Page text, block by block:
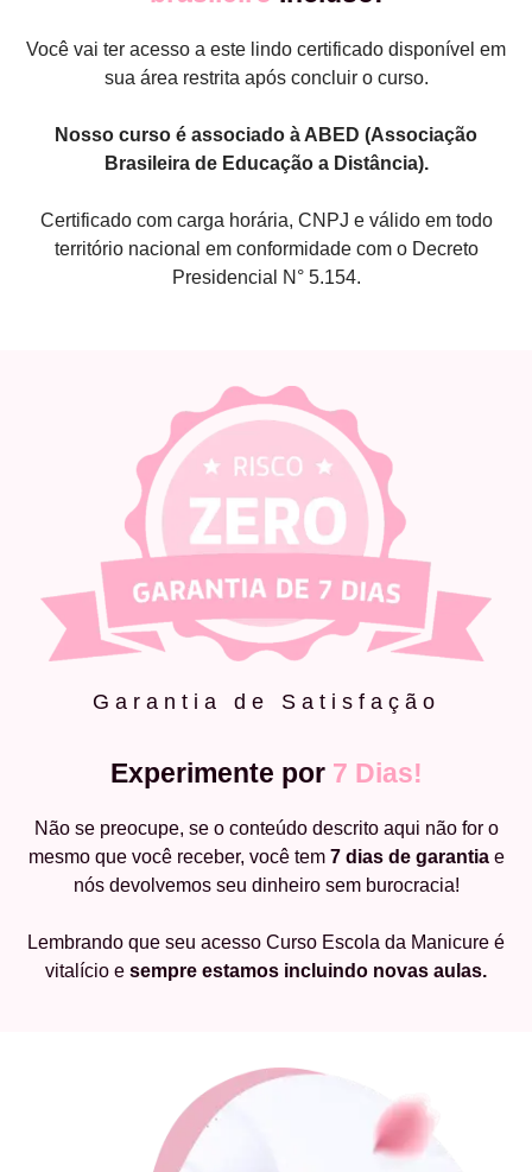
Você vai ter acesso a este lindo certificado disponível em
sua área restrita após concluir o curso.
Nosso curso é associado à ABED (Associação
Brasileira de Educação a Distância).
Certificado com carga horária, CNPJ e válido em todo
território nacional em conformidade com o Decreto
Presidencial N° 5.154.
Garantia de Satisfação
Experimente por 7 Dias!
Não se preocupe, se o conteúdo descrito aqui não for o
mesmo que você receber, você tem 7 dias de garantiae
nós devolvemos seu dinheiro sem burocracia!
Lembrando que seu acesso Curso Escola da Manicure é
vitalício e sempre estamos incluindo novas aulas.